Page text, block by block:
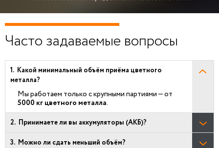
Часто задаваемые вопросы
Какой минимальный объём приёма цветного
металла?
Мы работаем только с крупными партиями — от
5000 кг цветного металла.
Принимаете ли вы аккумуляторы (АКБ)?
Можно ли сдать меньший объём?